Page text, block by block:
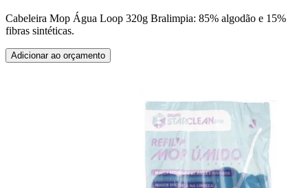
Cabeleira Mop Água Loop 320g Bralimpia: 85% algodão e 15%
fibras sintéticas.
Adicionar ao orçamento